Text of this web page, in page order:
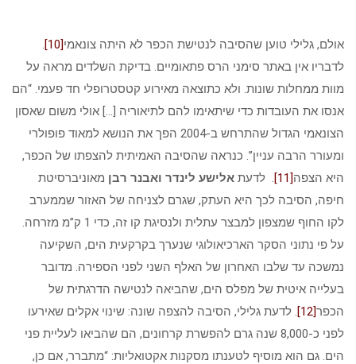
אולם, גלילי טוען שהסיבה לנטישת הכפר לא היתה צונאמי[10]
.
לדבריו אין באתר סימני הרס פתאומיים. בדיקת השלדים מראה על
מוות ממחלות שונות. ולא כתוצאה מאירוע קטסטרופלי חד פעמי. “הם
אנסו את העובדות כדי שיתאימו להם לתיאוריה […] אולי משום שאסון
הצונאמי הגדול שהתרחש ב-2004 הפך את הנושא למאוד פופולרי
ומעורר הרבה עניין”. כנראה שהסיבה האמיתית להצפתו של הכפר,
היא הצפה[11] . לדעת אלישע לינדר ואבנר רבן מאוניברסיטת
חיפה, הסיבה לכך היא העתק, שגרם לצניחה של האזור שממערב
לקו החוף שמצפון למבצר עתלית ולנסיגת קו זה, כדי 1 ק”מ מזרחה.
על פי נתוני הסקר הארכיאולוגי שנערך בקרקעית הים, השקיעה
נמשכה עד שלבו האחרון של האלף השני לפני הספירה. מדובר
בעלייה איטית של מפלס הים, שהביאה לנטישה הדרגתית של
הכפר[12]
. לדעת גלילי, הסיבה להצפה שונה: שינוי אקלים שאירעו
לפני כ-8,000 שנה גרם להפשרת קרחונים, הם שהביאו לעליית פני
הים. גם הוא מוסיף לטענתו מסקנות אקטואליות: “מתברר, אם כן,